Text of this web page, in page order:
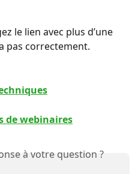
le lien avec plus d’une
pas correctement.
de webinaires
à votre question ?